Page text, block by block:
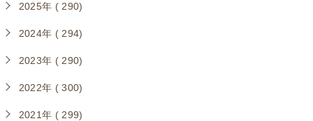
2025年 ( 290)
2024年 ( 294)
2023年 ( 290)
2022年 ( 300)
2021年 ( 299)